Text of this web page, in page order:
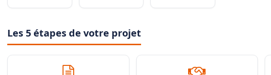
Les 5 étapes de votre projet